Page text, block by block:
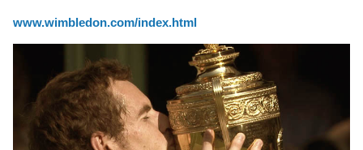
www.wimbledon.com/index.html